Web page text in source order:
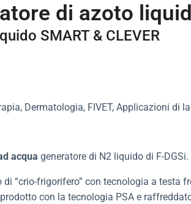
di azoto
SMART & CLEVER
Dermatologia, FIVET, Applicazioni di
acqua generatore di N2 liquido di F-DGSi.
“crio-frigorifero” con tecnologia a testa
con la tecnologia PSA e